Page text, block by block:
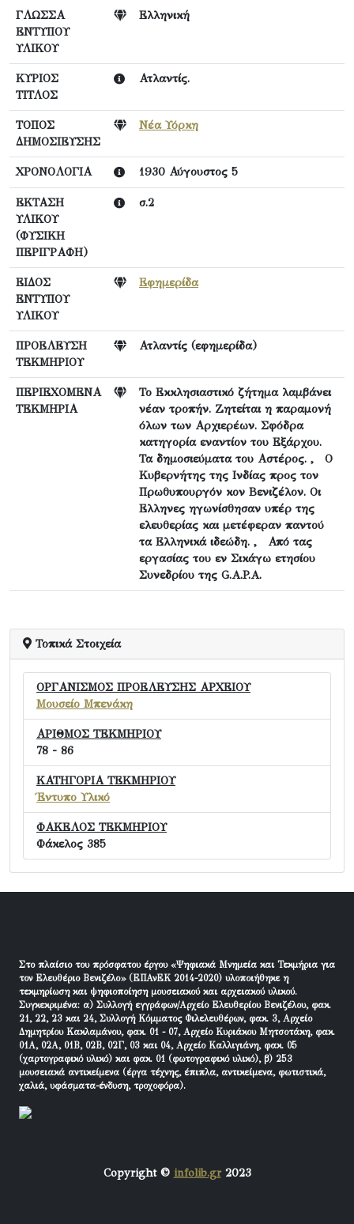
ΓΛΩΣΣΑ
ΕΝΤΥΠΟΥ
ΥΛΙΚΟΥ
Ελληνική
ΚΥΡΙΟΣ
ΤΙΤΛΟΣ
Ατλαντίς.
ΤΟΠΟΣ
ΔΗΜΟΣΙΕΥΣΗΣ
Νέα Υόρκη
ΧΡΟΝΟΛΟΓΙΑ 1930 Αύγουστος 5
ΕΚΤΑΣΗ
ΥΛΙΚΟΥ
(ΦΥΣΙΚΗ
ΠΕΡΙΓΡΑΦΗ)
σ.2
ΕΙΔΟΣ
ΕΝΤΥΠΟΥ
ΥΛΙΚΟΥ
Εφημερίδα
ΠΡΟΕΛΕΥΣΗ
ΤΕΚΜΗΡΙΟΥ
Ατλαντίς (εφημερίδα)
ΠΕΡΙΕΧΟΜΕΝΑ
ΤΕΚΜΗΡΙΑ
Το Εκκλησιαστικό ζήτημα λαμβάνει
νέαν τροπήν. Ζητείται η παραμονή
όλων των Αρχιερέων. Σφόδρα
κατηγορία εναντίον του Εξάρχου.
Τα δημοσιεύματα του Αστέρος. , Ο
Κυβερνήτης της Ινδίας προς τον
Πρωθυπουργόν κον Βενιζέλον. Οι
Ελληνες ηγωνίσθησαν υπέρ της
ελευθερίας και μετέφεραν παντού
τα Ελληνικά ιδεώδη. , Από τας
εργασίας του εν Σικάγω ετησίου
Συνεδρίου της G.A.P.A.
Τοπικά Στοιχεία
ΟΡΓΑΝΙΣΜΟΣ ΠΡΟΕΛΕΥΣΗΣ ΑΡΧΕΙΟΥ
Μουσείο Μπενάκη
ΑΡΙΘΜΟΣ ΤΕΚΜΗΡΙΟΥ
78 - 86
ΚΑΤΗΓΟΡΙΑ ΤΕΚΜΗΡΙΟΥ
Έντυπο Υλικό
ΦΑΚΕΛΟΣ ΤΕΚΜΗΡΙΟΥ
Φάκελος 385
Στο πλαίσιο του πρόσφατου έργου «Ψηφιακά Μνημεία και Τεκμήρια για
τον Ελευθέριο Βενιζέλο» (ΕΠΑνΕΚ 2014-2020) υλοποιήθηκε η
τεκμηρίωση και ψηφιοποίηση μουσειακού και αρχειακού υλικού.
Συγκεκριμένα: α) Συλλογή εγγράφων/Αρχείο Ελευθερίου Βενιζέλου, φακ.
21, 22, 23 και 24, Συλλογή Κόμματος Φιλελευθέρων, φακ. 3, Αρχείο
Δημητρίου Κακλαμάνου, φακ. 01 - 07, Αρχείο Κυριάκου Μητσοτάκη, φακ.
01Α, 02Α, 01Β, 02Β, 02Γ, 03 και 04, Αρχείο Καλλιγιάνη, φακ. 05
(χαρτογραφικό υλικό) και φακ. 01 (φωτογραφικό υλικό), β) 253
μουσειακά αντικείμενα (έργα τέχνης, έπιπλα, αντικείμενα, φωτιστικά,
χαλιά, υφάσματα-ένδυση, τροχοφόρα).
Copyright © infolib.gr2023